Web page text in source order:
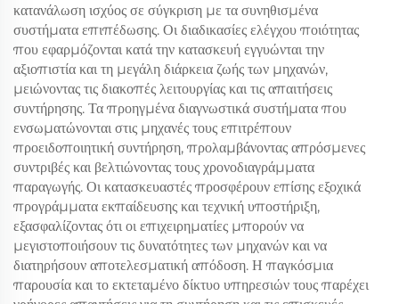
κατανάλωση ισχύος σε σύγκριση με τα συνηθισμένα
συστήματα επιπέδωσης. Οι διαδικασίες ελέγχου ποιότητας
που εφαρμόζονται κατά την κατασκευή εγγυώνται την
αξιοπιστία και τη μεγάλη διάρκεια ζωής των μηχανών,
μειώνοντας τις διακοπές λειτουργίας και τις απαιτήσεις
συντήρησης. Τα προηγμένα διαγνωστικά συστήματα που
ενσωματώνονται στις μηχανές τους επιτρέπουν
προειδοποιητική συντήρηση, προλαμβάνοντας απρόσμενες
συντριβές και βελτιώνοντας τους χρονοδιαγράμματα
παραγωγής. Οι κατασκευαστές προσφέρουν επίσης εξοχικά
προγράμματα εκπαίδευσης και τεχνική υποστήριξη,
εξασφαλίζοντας ότι οι επιχειρηματίες μπορούν να
μεγιστοποιήσουν τις δυνατότητες των μηχανών και να
διατηρήσουν αποτελεσματική απόδοση. Η παγκόσμια
παρουσία και το εκτεταμένο δίκτυο υπηρεσιών τους παρέχει